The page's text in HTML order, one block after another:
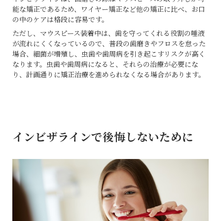
能な矯正であるため、ワイヤー矯正など他の矯正に比べ、お口
の中のケアは格段に容易です。
ただし、マウスピース装着中は、歯を守ってくれる役割の唾液
が流れにくくなっているので、普段の歯磨きやフロスを怠った
場合、細菌が増殖し、虫歯や歯周病を引き起こすリスクが高く
なります。虫歯や歯周病になると、それらの治療が必要にな
り、計画通りに矯正治療を進められなくなる場合があります。
インビザラインで後悔しないために